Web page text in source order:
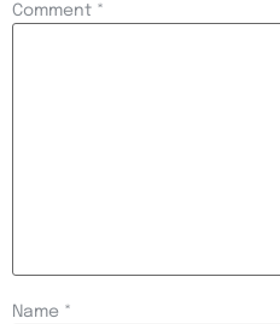
Comment *
Name *